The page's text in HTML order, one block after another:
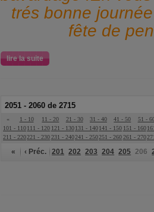
trés bonne
fête de
lire la suite
2051 - 2060 de 2715
« 1 - 10 11 - 20 21 - 30 31 - 40 41 - 50
51 -
101 - 110111 - 120 121 - 130 131 - 140141 - 150 151 - 160
211 - 220221 - 230231 - 240241 - 250251 - 260261 - 270
« ‹ Préc. 201 202 203 204 205 206